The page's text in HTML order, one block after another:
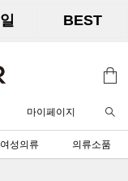
BEST
마이페이지
여성의류 의류소품